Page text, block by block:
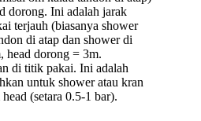
dorong. Ini adalah jarak
terjauh (biasanya shower
di atap dan shower di
head dorong = 3m.
di titik pakai. Ini adalah
untuk shower atau kran
(setara 0.5-1 bar).